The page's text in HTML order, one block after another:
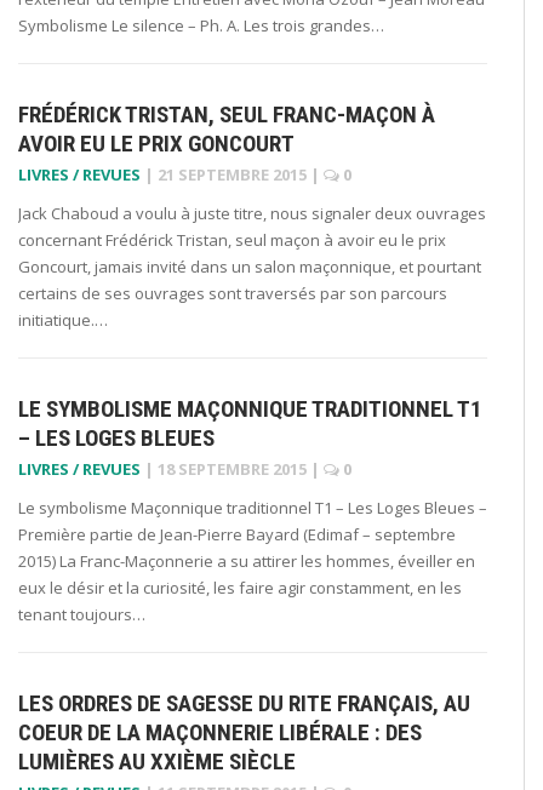
Symbolisme Le silence – Ph. A. Les trois grandes…
FRÉDÉRICK TRISTAN, SEUL FRANC-MAÇON À
AVOIR EU LE PRIX GONCOURT
LIVRES / REVUES | 21 SEPTEMBRE 2015 |
0
Jack Chaboud a voulu à juste titre, nous signaler deux ouvrages
concernant Frédérick Tristan, seul maçon à avoir eu le prix
Goncourt, jamais invité dans un salon maçonnique, et pourtant
certains de ses ouvrages sont traversés par son parcours
initiatique.…
LE SYMBOLISME MAÇONNIQUE TRADITIONNEL T1
– LES LOGES BLEUES
LIVRES / REVUES | 18 SEPTEMBRE 2015 |
0
Le symbolisme Maçonnique traditionnel T1 – Les Loges Bleues –
Première partie de Jean-Pierre Bayard (Edimaf – septembre
2015) La Franc-Maçonnerie a su attirer les hommes, éveiller en
eux le désir et la curiosité, les faire agir constamment, en les
tenant toujours…
LES ORDRES DE SAGESSE DU RITE FRANÇAIS, AU
COEUR DE LA MAÇONNERIE LIBÉRALE : DES
LUMIÈRES AU XXIÈME SIÈCLE